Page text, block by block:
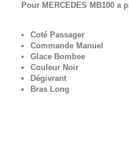
Pour MERCEDES MB100 a
Coté Passager
Commande Manuel
Glace Bombee
Couleur Noir
Dégivrant
Bras Long